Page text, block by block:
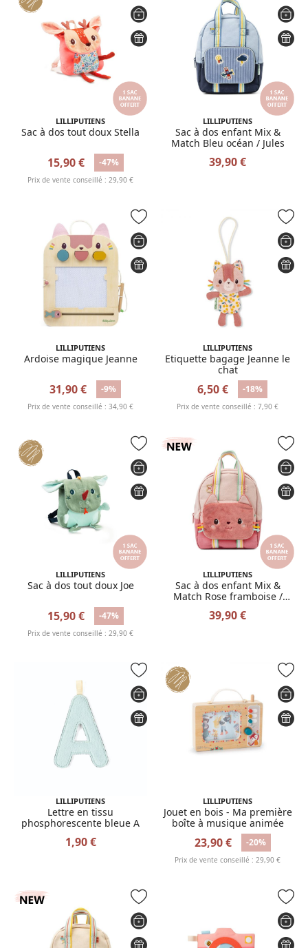
LILLIPUTIENS
Sac à dos tout doux Stella
15,90 € -47%
Prix de vente conseillé : 29,90 €
LILLIPUTIENS
Sac à dos enfant Mix &
Match Bleu océan / Jules
39,90 €
LILLIPUTIENS
Ardoise magique Jeanne
31,90 € -9%
Prix de vente conseillé : 34,90 €
LILLIPUTIENS
Etiquette bagage Jeanne le
chat
6,50 € -18%
Prix de vente conseillé : 7,90 €
LILLIPUTIENS
Sac à dos tout doux Joe
15,90 € -47%
Prix de vente conseillé : 29,90 €
LILLIPUTIENS
Sac à dos enfant Mix &
Match Rose framboise /
39,90 €
LILLIPUTIENS
Lettre en tissu
phosphorescente bleue A
1,90 €
LILLIPUTIENS
Jouet en bois - Ma première
boîte à musique animée
23,90 € -20%
Prix de vente conseillé : 29,90 €